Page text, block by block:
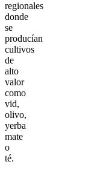
regionales
donde
se
producían
cultivos
de
alto
valor
como
vid,
olivo,
yerba
mate
o
té.